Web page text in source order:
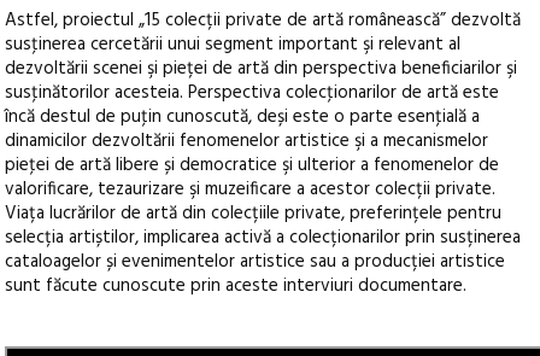
Astfel, proiectul „15 colecții private de artă românească” dezvoltă
susţinerea cercetării unui segment important şi relevant al
dezvoltării scenei şi pieței de artă din perspectiva beneficiarilor şi
susţinătorilor acesteia. Perspectiva colecţionarilor de artă este
încă destul de puţin cunoscută, deși este o parte esenţială a
dinamicilor dezvoltării fenomenelor artistice şi a mecanismelor
pieţei de artă libere și democratice şi ulterior a fenomenelor de
valorificare, tezaurizare şi muzeificare a acestor colecții private.
Viața lucrărilor de artă din colecțiile private, preferințele pentru
selecția artiștilor, implicarea activă a colecționarilor prin susținerea
cataloagelor și evenimentelor artistice sau a producției artistice
sunt făcute cunoscute prin aceste interviuri documentare.